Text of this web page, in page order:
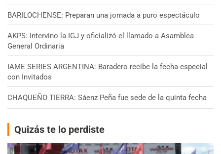
BARILOCHENSE: Preparan una jornada a puro espectáculo
AKPS: Intervino la IGJ y oficializó el llamado a Asamblea
General Ordinaria
IAME SERIES ARGENTINA: Baradero recibe la fecha especial
con Invitados
CHAQUEÑO TIERRA: Sáenz Peña fue sede de la quinta fecha
Quizás te lo perdiste